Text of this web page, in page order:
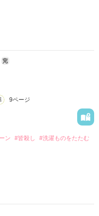
テスト
画「1話からの長編大
午後４時30分頃子宮けい
ん
たいです。
のでワクチンを接種させ
完
9ページ
ン #皆殺し
#洗濯ものをたたむ